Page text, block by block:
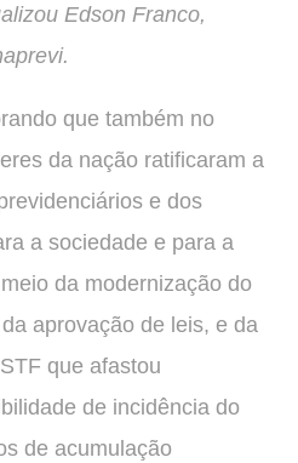
Edson Franco,
que também no
da nação ratificaram a
e dos
a sociedade e para a
da modernização do
aprovação de leis, e da
que afastou
de incidência do
de acumulação